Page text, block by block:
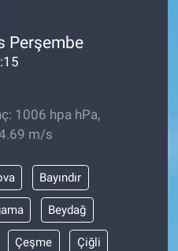
Perşembe
1006 hpa hPa,
m/s
Bayındır
Beydağ
Çeşme Çiğli